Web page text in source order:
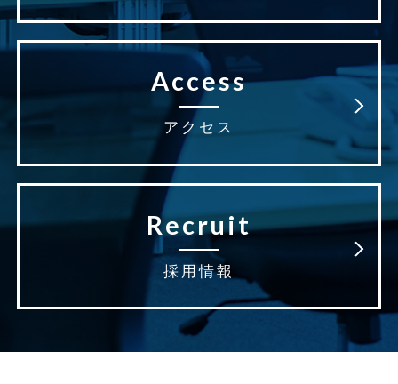
Access
アクセス
Recruit
採用情報